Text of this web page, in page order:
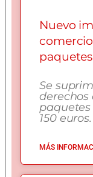
Nuevo
Se
150 euros.
MÁS